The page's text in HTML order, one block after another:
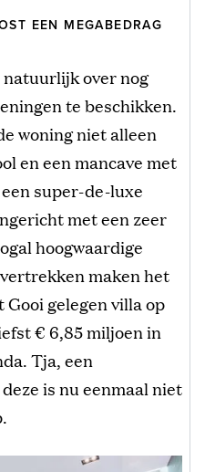
EEN MEGABEDRAG
natuurlijk over nog
te beschikken.
woning niet alleen
en een mancave met
super-de-luxe
met een zeer
hoogwaardige
maken het
Gooi gelegen villa op
€ 6,85 miljoen in
Tja, een
is nu eenmaal niet